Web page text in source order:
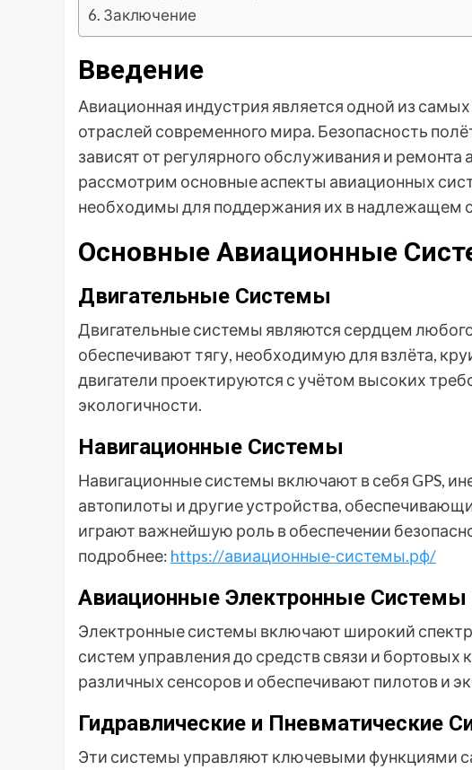
Заключение
Введение
Авиационная индустрия является одной из
отраслей современного мира. Безопасность
зависят от регулярного обслуживания и
рассмотрим основные аспекты авиационных
необходимы для поддержания их в надлежащем
Основные Авиационные
Двигательные Системы
Двигательные системы являются сердцем
обеспечивают тягу, необходимую для взлёта,
двигатели проектируются с учётом высоких
экологичности.
Навигационные Системы
Навигационные системы включают в себя GPS,
автопилоты и другие устройства,
играют важнейшую роль в обеспечении
подробнее: https://авиационные-системы.рф/
Авиационные Электронные Системы
Электронные системы включают широкий
систем управления до средств связи и
различных сенсоров и обеспечивают пилотов и
Гидравлические и Пневматические
Эти системы управляют ключевыми функциями